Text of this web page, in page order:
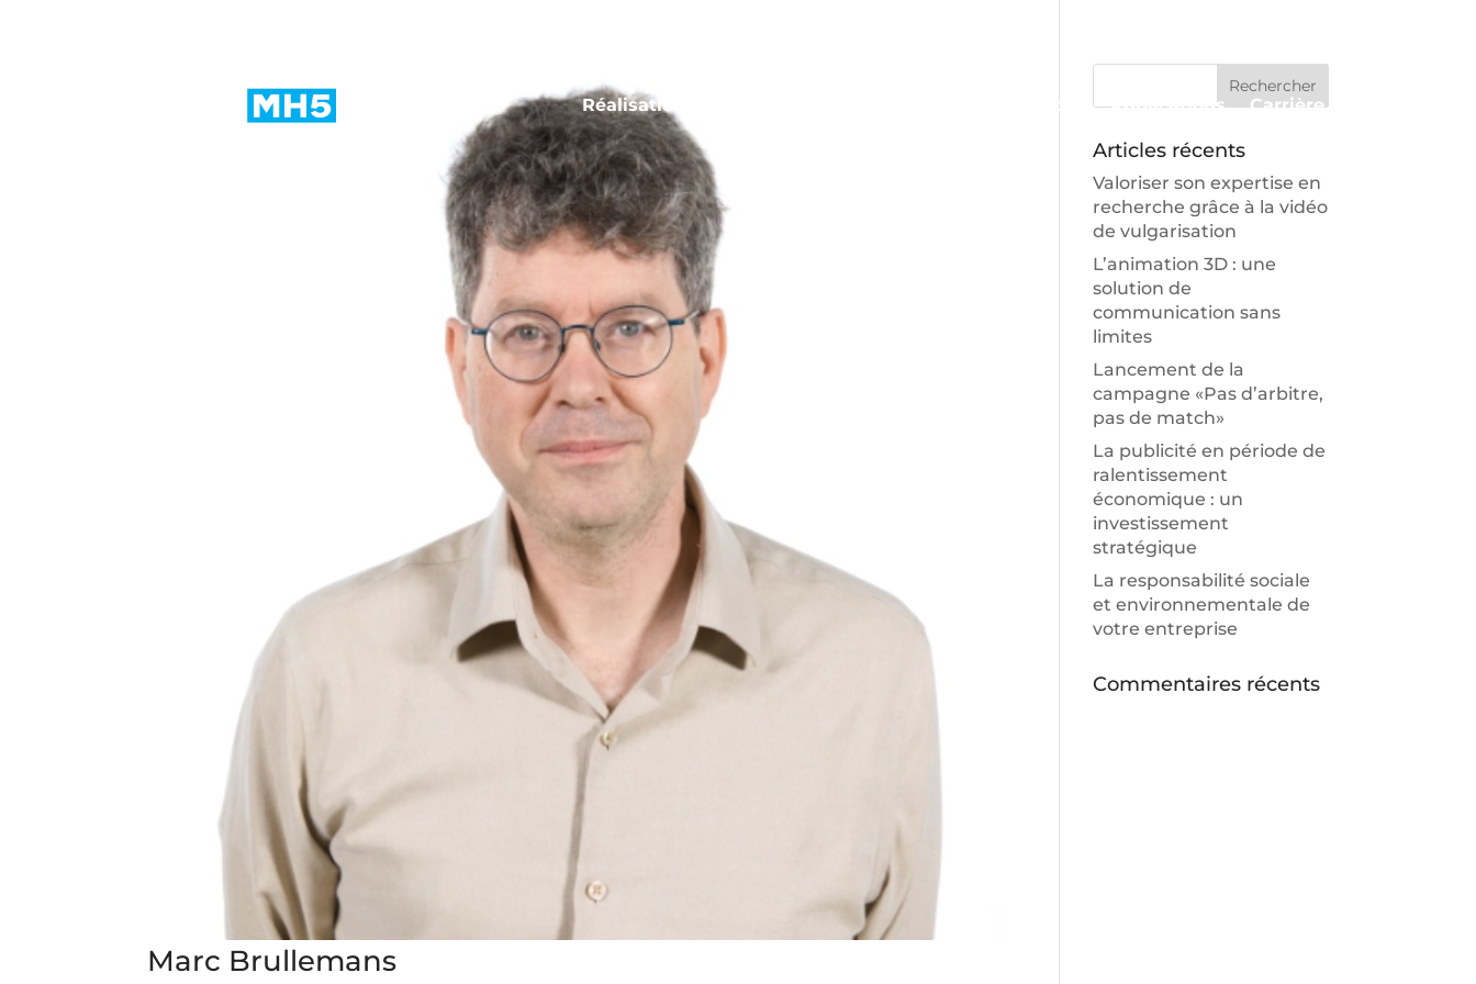
Réalisations Approche Publications Carrière
Marc Brullemans
Articles récents
Valoriser son expertise en
recherche grâce à la vidéo
de vulgarisation
L’animation 3D : une
solution de
communication sans
limites
Lancement de la
campagne «Pas d’arbitre,
pas de match»
La publicité en période de
ralentissement
économique : un
investissement
stratégique
La responsabilité sociale
et environnementale de
votre entreprise
Commentaires récents